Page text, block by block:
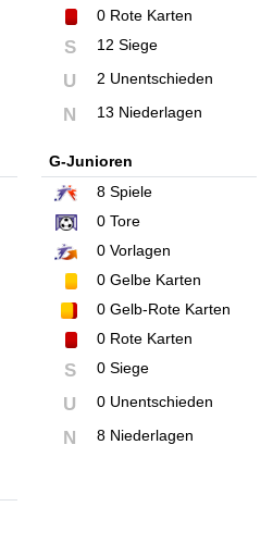
0Rote Karten
S 12 Siege
U 2 Unentschieden
N 13 Niederlagen
G-Junioren
8Spiele
0Tore
0Vorlagen
0Gelbe Karten
0Gelb-Rote Karten
0Rote Karten
S 0 Siege
U 0 Unentschieden
N 8 Niederlagen